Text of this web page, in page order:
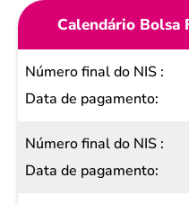
Calendário Bolsa
Número
final do
Data de
pagamento